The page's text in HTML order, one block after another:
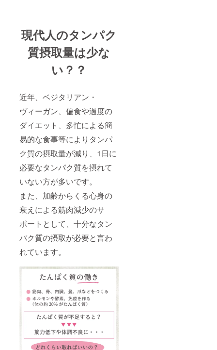
現代人のタンパク
質摂取量は少な
い？？
近年、ベジタリアン・
ヴィーガン、偏食や過度の
ダイエット、多忙による簡
易的な食事等によりタンパ
ク質の摂取量が減り、1日に
必要なタンパク質を摂れて
いない方が多いです。
また、加齢からくる心身の
衰えによる筋肉減少のサ
ポートとして、十分なタン
パク質の摂取が必要と言わ
れています。